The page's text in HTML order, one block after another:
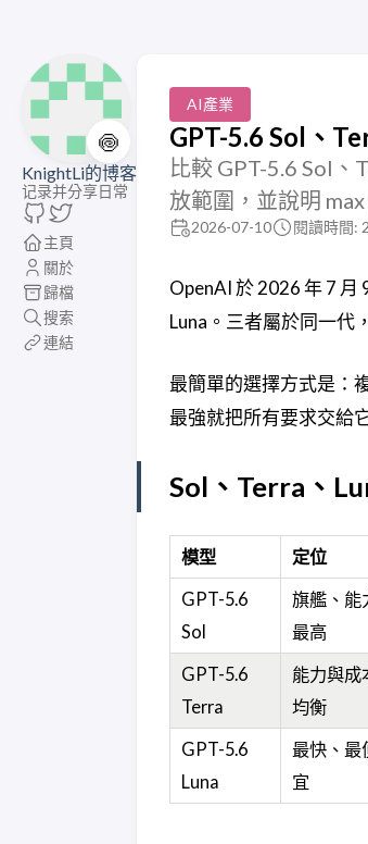
🍥
KnightLi的博客
记录并分享日常
主頁
關於
歸檔
搜索
連結
AI產業
GPT-5.6 Sol、
比較 GPT-5.6 Sol
放範圍，並說明
2026-07-10 閱讀時間:
OpenAI 於 2026 年 7
Luna。三者屬於同一代
最簡單的選擇方式是：
最強就把所有要求交給
Sol、Terra、
模型 定位
GPT-5.6
Sol
旗艦、能
最高
GPT-5.6
Terra
能力與成
均衡
GPT-5.6
Luna
最快、最
宜